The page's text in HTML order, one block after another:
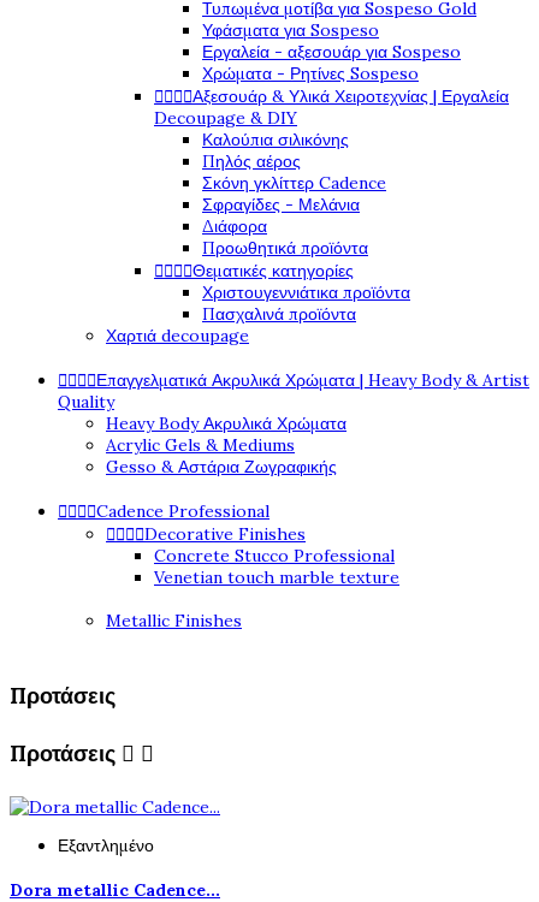
Τυπωμένα μοτίβα για Sospeso Gold
Υφάσματα για Sospeso
Εργαλεία - αξεσουάρ για Sospeso
Χρώματα - Ρητίνες Sospeso
   Αξεσουάρ & Υλικά Χειροτεχνίας | Εργαλεία
Decoupage & DIY
Καλούπια σιλικόνης
Πηλός αέρος
Σκόνη γκλίττερ Cadence
Σφραγίδες - Μελάνια
Διάφορα
Προωθητικά προϊόντα
   Θεματικές κατηγορίες
Χριστουγεννιάτικα προϊόντα
Πασχαλινά προϊόντα
Χαρτιά decoupage
   Επαγγελματικά Ακρυλικά Χρώματα | Heavy Body & Artist
Quality
Heavy Body Ακρυλικά Χρώματα
Acrylic Gels & Mediums
Gesso & Αστάρια Ζωγραφικής
   Cadence Professional
   Decorative Finishes
Concrete Stucco Professional
Venetian touch marble texture
Metallic Finishes
Προτάσεις
Προτάσεις  
Εξαντλημένο
Dora metallic Cadence...